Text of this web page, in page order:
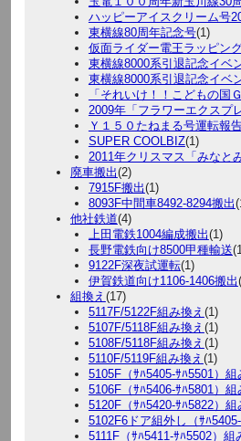
ハッピーアイスクリーム号
東横線80周年記念号(1)
仮面ライダー電王ラッピン
東横線8000系引退記念イベ
東横線8000系引退記念イベ
「それいけ！！こどもの国
2009年「フラワーエクスプ
Ｙ１５０たねまる号運転報
SUPER COOLBIZ(1)
2011年クリスマス「みなと
廃車搬出(2)
7915F搬出(1)
8093F中間車8492-8294搬出
他社鉄道(4)
上田電鉄1004編成搬出(1)
長野電鉄向け8500甲種輸送
9122F深夜試運転(1)
伊賀鉄道向け1106-1406搬出
組換え (17)
5117F/5122F組み換え (1)
5107F/5118F組み換え (1)
5108F/5118F組み換え (1)
5110F/5119F組み換え (1)
5105F（ｻﾊ5405-ｻﾊ5501）組
5106F（ｻﾊ5406-ｻﾊ5801）組
5120F（ｻﾊ5420-ｻﾊ5822）組
5102F6ドア組外し（ｻﾊ5405-
5111F（ｻﾊ5411-ｻﾊ5502）組